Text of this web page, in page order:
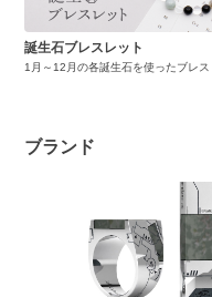
誕生石ブレスレット
1月～12月の各誕生石を使ったブレス
ブランド